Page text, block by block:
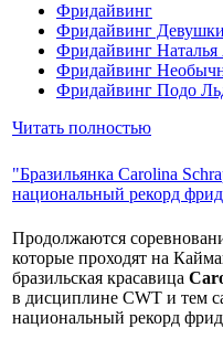
Фридайвинг
Фридайвинг Девушки
Фридайвинг Наталья
Фридайвинг
Фридайвинг Подо
Читать полностью
"Бразильянка Carolina
национальный рекорд
Продолжаются
которые проходят на
бразильская красавица
в дисциплине CWT и тем
национальный рекорд